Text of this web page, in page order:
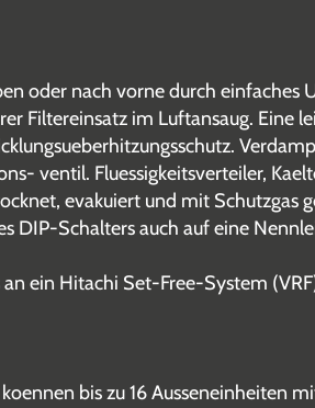
oder nach vorne durch
Filtereinsatz im Luftansaug. Eine
ventil. Fluessigkeitsverteiler,
evakuiert und mit Schutzgas
DIP-Schalters auch auf eine
ein Hitachi Set-Free-System
bis zu 16 Ausseneinheiten